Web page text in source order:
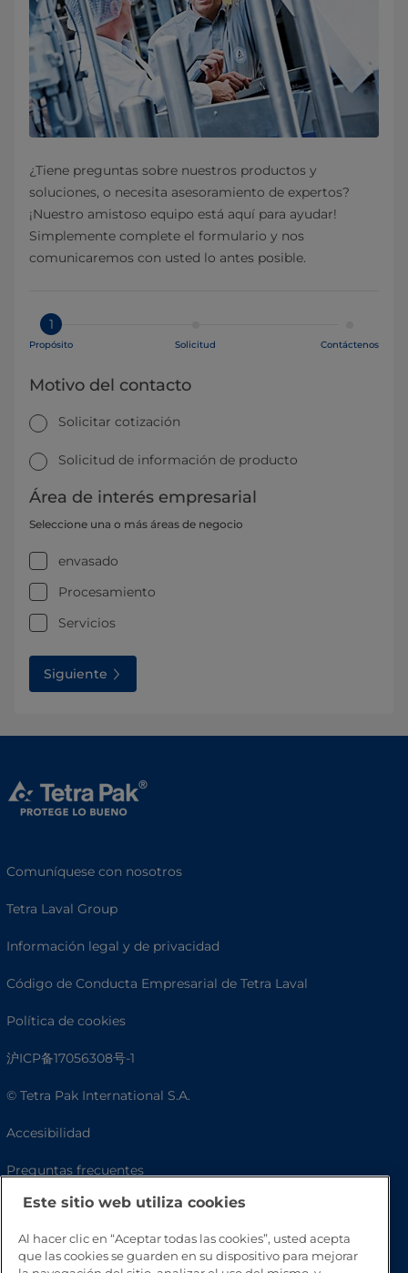
¿Tiene preguntas sobre nuestros productos y
soluciones, o necesita asesoramiento de expertos?
¡Nuestro amistoso equipo está aquí para ayudar!
Simplemente complete el formulario y nos
comunicaremos con usted lo antes posible.
1
Propósito Solicitud Contáctenos
Motivo del contacto
Solicitar cotización
Solicitud de información de producto
Área de interés empresarial
Seleccione una o más áreas de negocio
envasado
Procesamiento
Servicios
Siguiente
Comuníquese con nosotros
Tetra Laval Group
Información legal y de privacidad
Código de Conducta Empresarial de Tetra Laval
Política de cookies
沪ICP备17056308号-1
© Tetra Pak International S.A.
Accesibilidad
Preguntas frecuentes
Este sitio web utiliza cookies
Al hacer clic en “Aceptar todas las cookies”, usted acepta
que las cookies se guarden en su dispositivo para mejorar